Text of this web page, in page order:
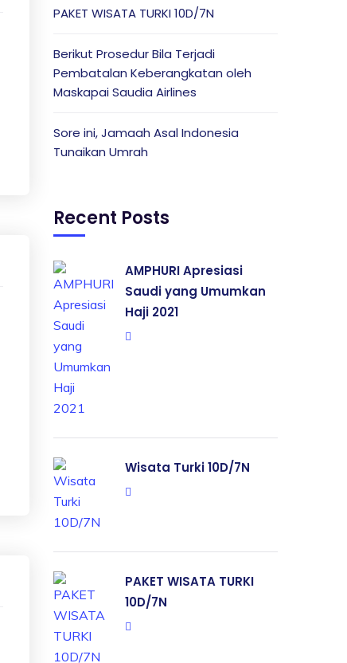
PAKET WISATA TURKI 10D/7N
Berikut Prosedur Bila Terjadi
Pembatalan Keberangkatan oleh
Maskapai Saudia Airlines
Sore ini, Jamaah Asal Indonesia
Tunaikan Umrah
Recent Posts
AMPHURI Apresiasi
Saudi yang Umumkan
Haji 2021
Wisata Turki 10D/7N
PAKET WISATA TURKI
10D/7N